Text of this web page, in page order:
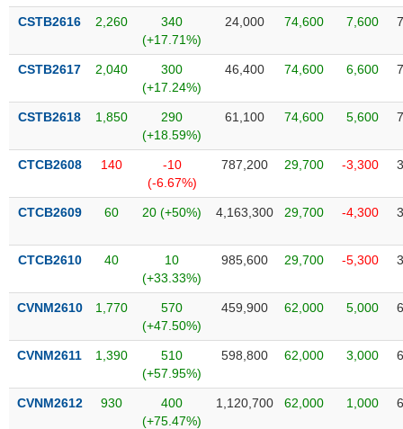
CSTB2616 2,260
340
(+17.71%)
24,000 74,600 7,600
CSTB2617 2,040
300
(+17.24%)
46,400 74,600 6,600
CSTB2618 1,850
290
(+18.59%)
61,100 74,600 5,600
CTCB2608 140
-10
(-6.67%)
787,200 29,700 -3,300
CTCB2609 60 20 (+50%) 4,163,300 29,700 -4,300
CTCB2610 40
10
(+33.33%)
985,600 29,700 -5,300
CVNM2610 1,770
570
(+47.50%)
459,900 62,000 5,000
CVNM2611 1,390
510
(+57.95%)
598,800 62,000 3,000
CVNM2612 930
400
(+75.47%)
1,120,700 62,000 1,000
TIN
VỤ
THÔNG
TIỆN
ÍCH